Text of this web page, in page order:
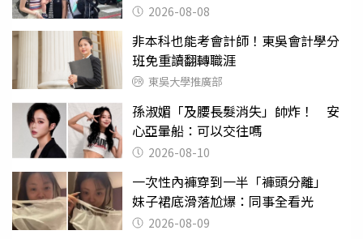
2026-08-08
非本科也能考會計師！東吳會計學分
班免重讀翻轉職涯
東吳大學推廣部
孫淑媚「及腰長髮消失」帥炸！ 安
心亞暈船：可以交往嗎
2026-08-10
一次性內褲穿到一半「褲頭分離」
妹子裙底滑落尬爆：同事全看光
2026-08-09